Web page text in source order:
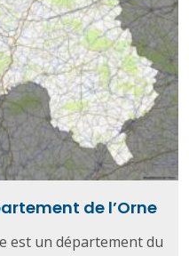
de l’Orne
est un département du